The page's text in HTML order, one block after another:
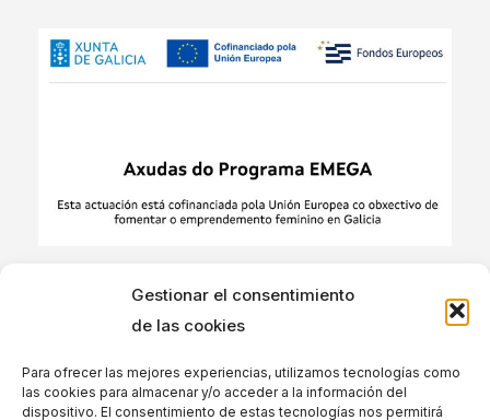
Gestionar el consentimiento
de las cookies
Para ofrecer las mejores experiencias, utilizamos tecnologías como
las cookies para almacenar y/o acceder a la información del
dispositivo. El consentimiento de estas tecnologías nos permitirá
INFO@MAREMONTESETAS.COM
(+34) 636 282 923
@MAREMONTESETAS